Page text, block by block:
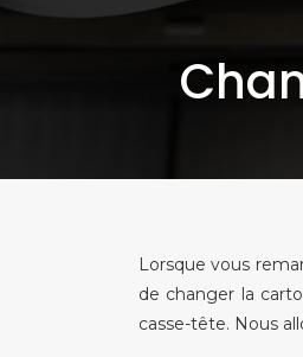
Lorsque vous
de changer la
casse-tête. Nous